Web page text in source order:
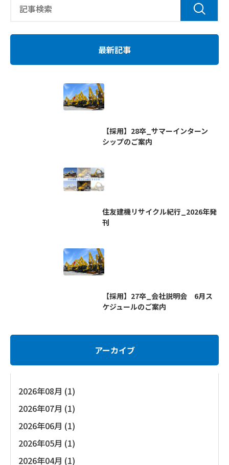
最新記事
【採用】28卒_サマーインターン
シップのご案内
住友建機リサイクル紀行_2026年発
刊
【採用】27卒_会社説明会 6月ス
ケジュールのご案内
アーカイブ
2026年08月 (1)
2026年07月 (1)
2026年06月 (1)
2026年05月 (1)
2026年04月 (1)